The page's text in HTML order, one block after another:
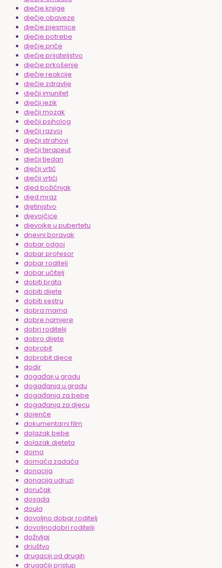
dječje knjige
dječje obaveze
dječje pjesmice
dječje potrebe
dječje priče
dječje prijateljstvo
dječje prkošenje
dječje reakcije
dječje zdravlje
dječji imunitet
dječji jezik
dječji mozak
dječji psiholog
dječji razvoj
dječji strahovi
dječji terapeut
dječji tjedan
dječji vrtić
dječji vrtići
djed božićnjak
djed mraz
djetinjstvo
djevojčice
djevojke u pubertetu
dnevni boravak
dobar odgoj
dobar profesor
dobar roditelj
dobar učitelj
dobiti brata
dobiti dijete
dobiti sestru
dobra mama
dobre namjere
dobri roditelji
dobro dijete
dobrobit
dobrobit djece
dodir
događaji u gradu
događanja u gradu
događanja za bebe
događanja za djecu
dojenče
dokumentarni film
dolazak bebe
dolazak djeteta
doma
domaća zadaća
donacija
donacija udruzi
doručak
dosada
doula
dovoljno dobar roditelj
dovoljnodobri roditelji
doživljaj
driuštvo
drugaciji od drugih
drugačiji pristup